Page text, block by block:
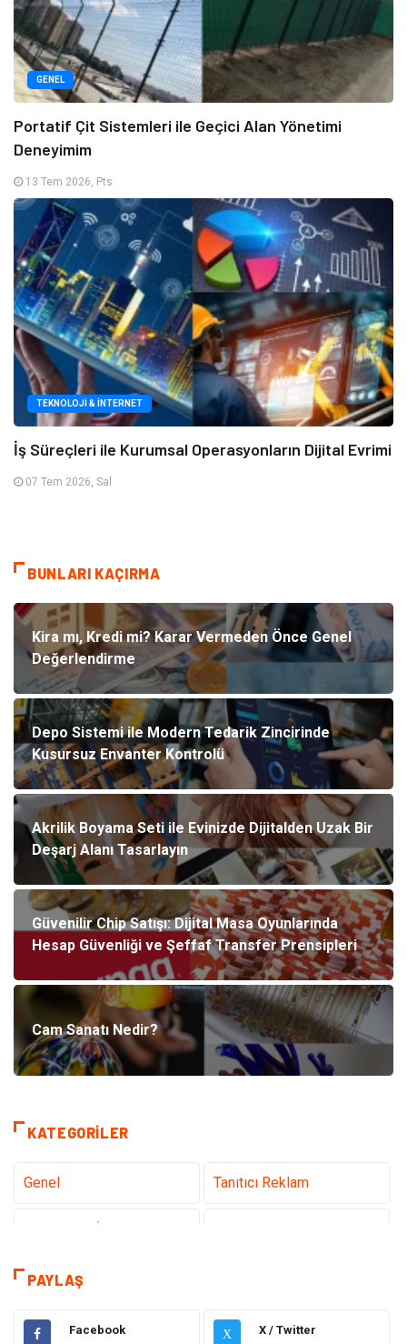
GENEL
Portatif Çit Sistemleri ile Geçici Alan Yönetimi
Deneyimim
13 Tem 2026, Pts
TEKNOLOJI & İNTERNET
İş Süreçleri ile Kurumsal Operasyonların Dijital Evrimi
07 Tem 2026, Sal
BUNLARI KAÇIRMA
Kira mı, Kredi mi? Karar Vermeden Önce Genel
Değerlendirme
Depo Sistemi ile Modern Tedarik Zincirinde
Kusursuz Envanter Kontrolü
Akrilik Boyama Seti ile Evinizde Dijitalden Uzak Bir
Deşarj Alanı Tasarlayın
Güvenilir Chip Satışı: Dijital Masa Oyunlarında
Hesap Güvenliği ve Şeffaf Transfer Prensipleri
Cam Sanatı Nedir?
KATEGORILER
Genel Tanıtıcı Reklam
Teknoloji & İnternet
Eğitim & Kariyer
Gündem Hukuk
PAYLAŞ
Facebook X X / Twitter